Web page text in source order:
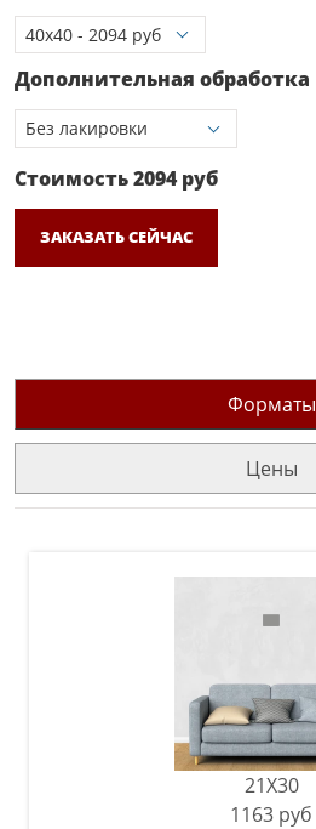
Дополнительная обработка
Стоимость2094 руб
ЗАКАЗАТЬ СЕЙЧАС
Форматы
Цены
21X30
1163 руб